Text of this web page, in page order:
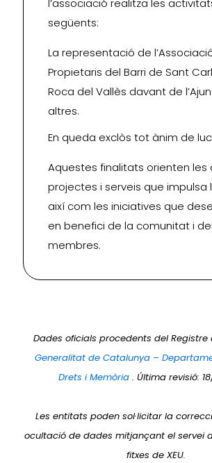
l’associació realitza les
següents:
La representació de
Propietaris del Barri de Sant
Roca del Vallès davant de
altres.
En queda exclòs tot ànim de
Aquestes finalitats orienten les
projectes i serveis que impulsa
així com les iniciatives que
en benefici de la comunitat i
membres.
Dades oficials procedents del
Generalitat de Catalunya –
Drets i Memòria . Última revisió:
Les entitats poden sol·licitar la
ocultació de dades mitjançant el servei
fitxes de XEU.